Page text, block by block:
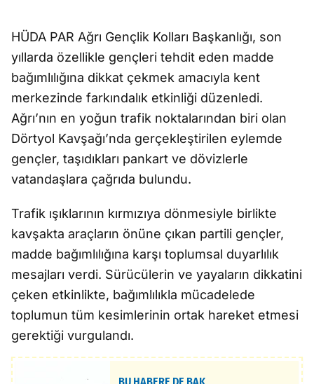
HÜDA PAR Ağrı Gençlik Kolları Başkanlığı, son
yıllarda özellikle gençleri tehdit eden madde
bağımlılığına dikkat çekmek amacıyla kent
merkezinde farkındalık etkinliği düzenledi.
Ağrı’nın en yoğun trafik noktalarından biri olan
Dörtyol Kavşağı’nda gerçekleştirilen eylemde
gençler, taşıdıkları pankart ve dövizlerle
vatandaşlara çağrıda bulundu.
Trafik ışıklarının kırmızıya dönmesiyle birlikte
kavşakta araçların önüne çıkan partili gençler,
madde bağımlılığına karşı toplumsal duyarlılık
mesajları verdi. Sürücülerin ve yayaların dikkatini
çeken etkinlikte, bağımlılıkla mücadelede
toplumun tüm kesimlerinin ortak hareket etmesi
gerektiği vurgulandı.